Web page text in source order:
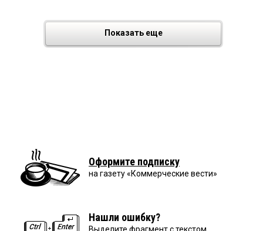
Показать еще
Оформите подписку
на газету «Коммерческие вести»
Нашли ошибку?